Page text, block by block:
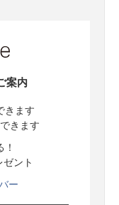
案内
きます
きます
ント
ー